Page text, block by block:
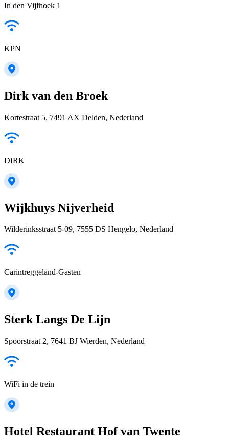
In den Vijfhoek 1
KPN
Dirk van den Broek
Kortestraat 5, 7491 AX Delden, Nederland
DIRK
Wijkhuys Nijverheid
Wilderinksstraat 5-09, 7555 DS Hengelo, Nederland
Carintreggeland-Gasten
Sterk Langs De Lijn
Spoorstraat 2, 7641 BJ Wierden, Nederland
WiFi in de trein
Hotel Restaurant Hof van Twente